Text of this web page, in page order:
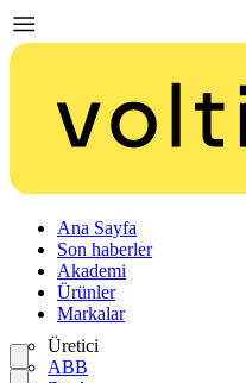
Ana Sayfa
Son haberler
Akademi
Ürünler
Markalar
Üretici
ABB